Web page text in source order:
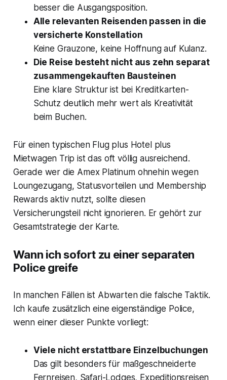
besser die Ausgangsposition.
Alle relevanten Reisenden passen in die
versicherte Konstellation
Keine Grauzone, keine Hoffnung auf Kulanz.
Die Reise besteht nicht aus zehn separat
zusammengekauften Bausteinen
Eine klare Struktur ist bei Kreditkarten-
Schutz deutlich mehr wert als Kreativität
beim Buchen.
Für einen typischen Flug plus Hotel plus
Mietwagen Trip ist das oft völlig ausreichend.
Gerade wer die Amex Platinum ohnehin wegen
Loungezugang, Statusvorteilen und Membership
Rewards aktiv nutzt, sollte diesen
Versicherungsteil nicht ignorieren. Er gehört zur
Gesamtstrategie der Karte.
Wann ich sofort zu einer separaten
Police greife
In manchen Fällen ist Abwarten die falsche Taktik.
Ich kaufe zusätzlich eine eigenständige Police,
wenn einer dieser Punkte vorliegt:
Viele nicht erstattbare Einzelbuchungen
Das gilt besonders für maßgeschneiderte
Fernreisen, Safari-Lodges, Expeditionsreisen